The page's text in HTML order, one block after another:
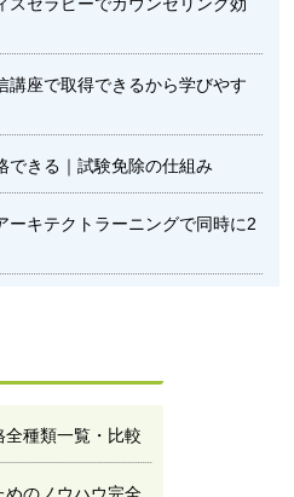
講座で取得できるから学びやす
できる｜試験免除の仕組み
ーキテクトラーニングで同時に2
全種類一覧・比較